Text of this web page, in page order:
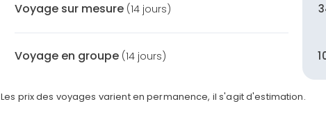
Voyage sur mesure (14 jours)
Voyage en groupe (14 jours)
Les prix des voyages varient en permanence, il s'agit d'estimation.